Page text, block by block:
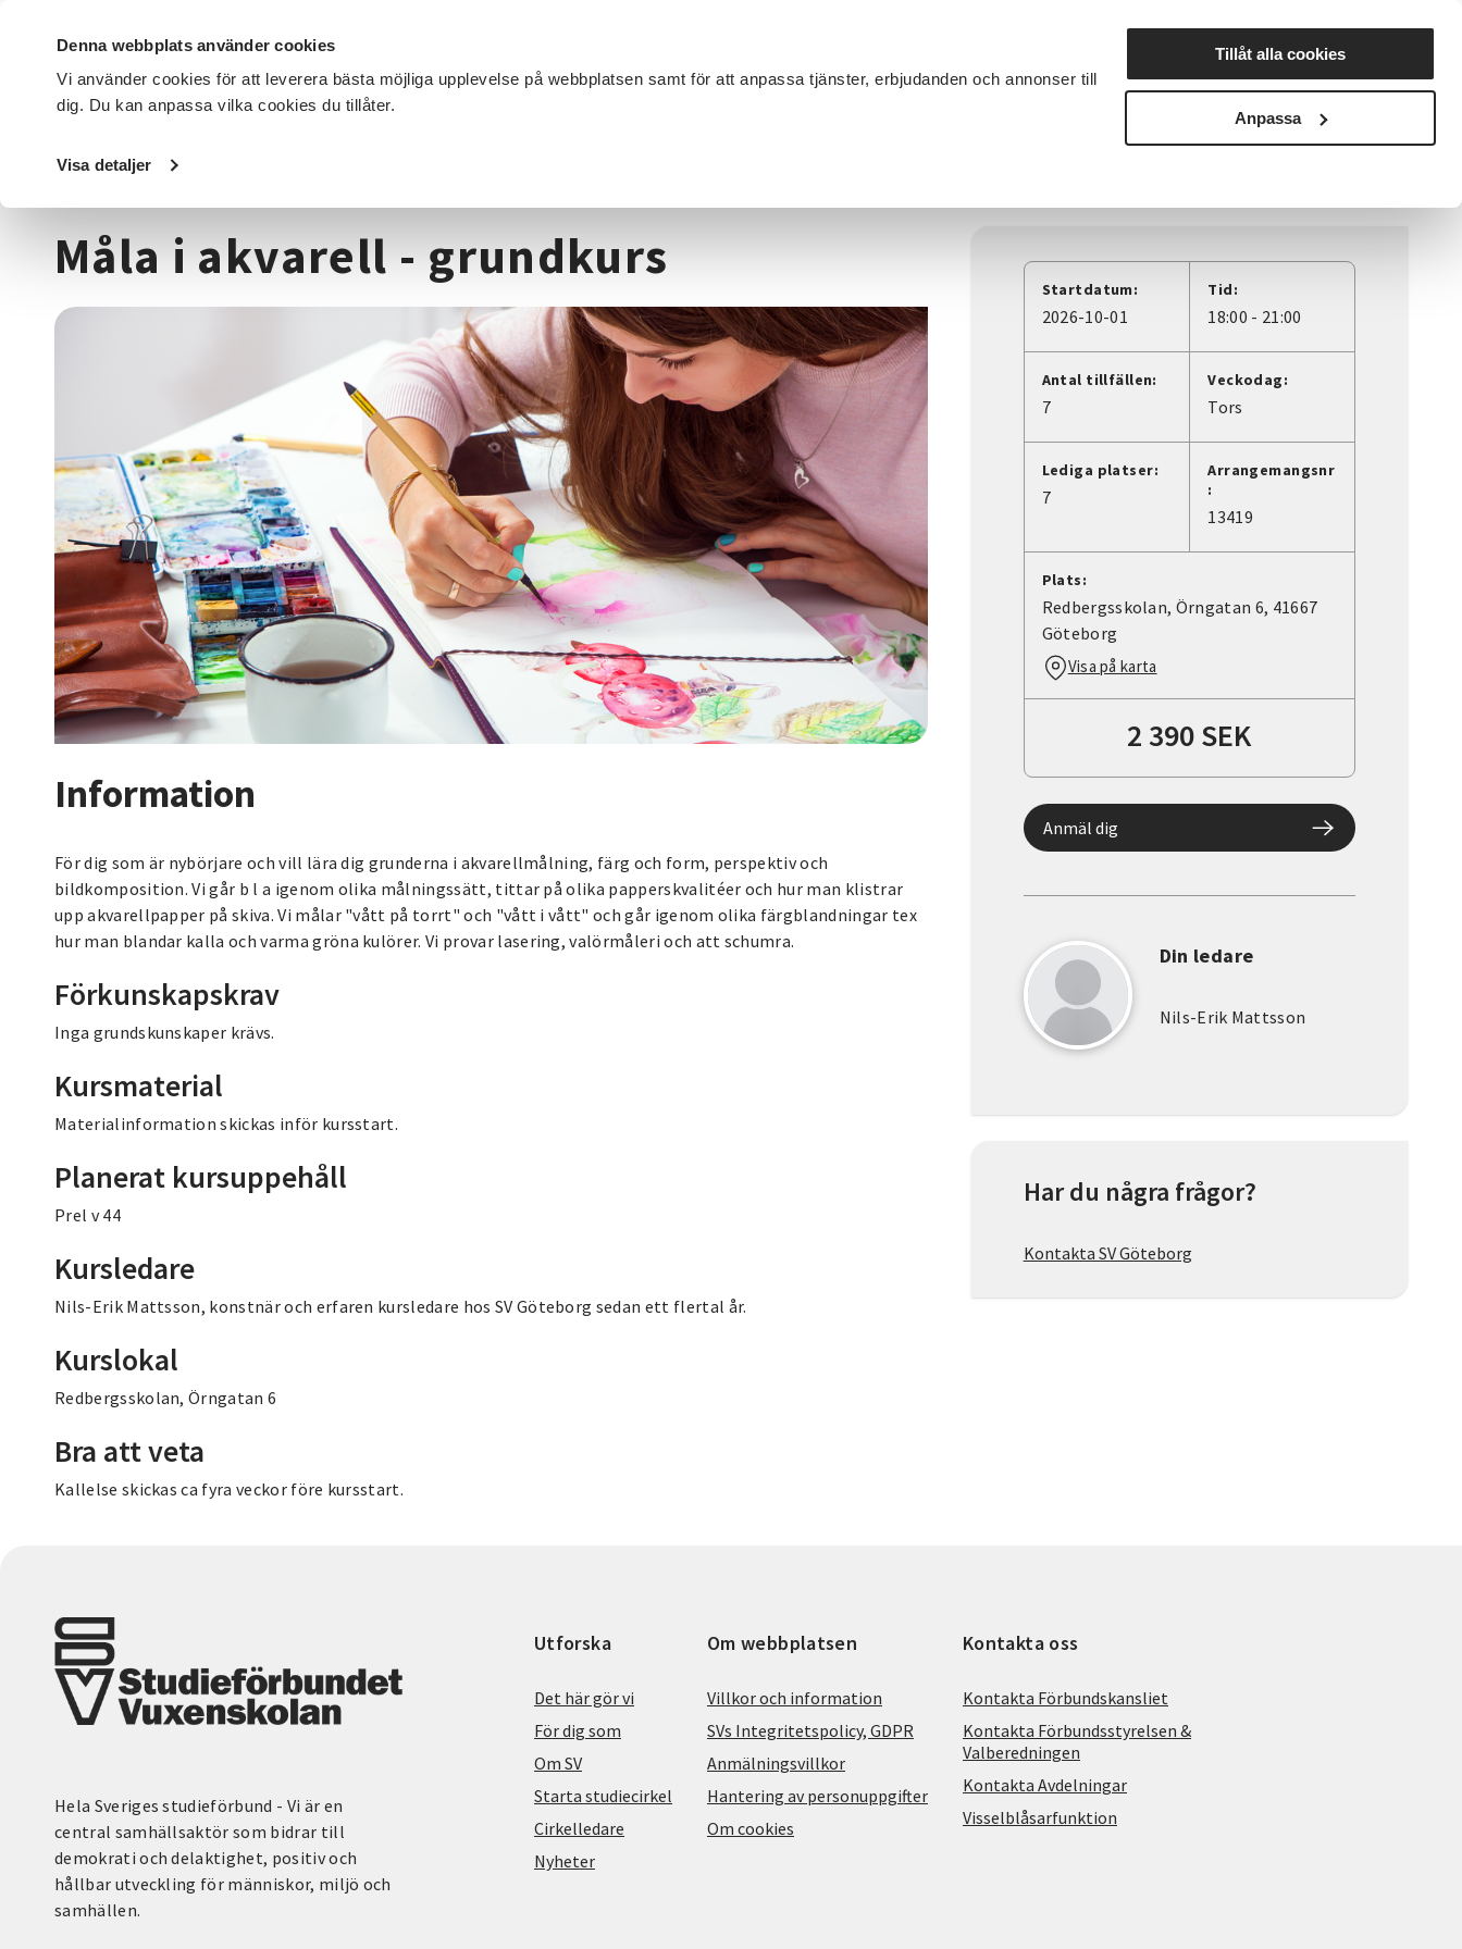
Denna webbplats använder cookies
Vi använder cookies för att leverera bästa möjliga upplevelse på webbplatsen samt för att anpassa tjänster, erbjudanden och annonser till
dig. Du kan anpassa vilka cookies du tillåter.
Visa detaljer
Tillåt alla cookies
Anpassa
DET HÄR GÖR VI FÖR DIG SOM SÖK KURSER OCH EVENEMANG Nyheter Avdelningar
Startsida / Kurser och evenemang
Måla i akvarell - grundkurs
Information
För dig som är nybörjare och vill lära dig grunderna i akvarellmålning, färg och form, perspektiv och
bildkomposition. Vi går b l a igenom olika målningssätt, tittar på olika papperskvalitéer och hur man klistrar
upp akvarellpapper på skiva. Vi målar "vått på torrt" och "vått i vått" och går igenom olika färgblandningar tex
hur man blandar kalla och varma gröna kulörer. Vi provar lasering, valörmåleri och att schumra.
Förkunskapskrav
Inga grundskunskaper krävs.
Kursmaterial
Materialinformation skickas inför kursstart.
Planerat kursuppehåll
Prel v 44
Kursledare
Nils-Erik Mattsson, konstnär och erfaren kursledare hos SV Göteborg sedan ett flertal år.
Kurslokal
Redbergsskolan, Örngatan 6
Bra att veta
Kallelse skickas ca fyra veckor före kursstart.
Startdatum:
2026-10-01
Tid:
18:00 - 21:00
Antal tillfällen:
7
Veckodag:
Tors
Lediga platser:
7
Arrangemangsnr
:
13419
Plats:
Redbergsskolan, Örngatan 6, 41667
Göteborg
Visa på karta
2 390 SEK
Anmäl dig
Din ledare
Nils-Erik Mattsson
Har du några frågor?
Kontakta SV Göteborg
Hela Sveriges studieförbund - Vi är en
central samhällsaktör som bidrar till
demokrati och delaktighet, positiv och
hållbar utveckling för människor, miljö och
samhällen.
Utforska
Det här gör vi
För dig som
Om SV
Starta studiecirkel
Cirkelledare
Nyheter
Om webbplatsen
Villkor och information
SVs Integritetspolicy, GDPR
Anmälningsvillkor
Hantering av personuppgifter
Om cookies
Kontakta oss
Kontakta Förbundskansliet
Kontakta Förbundsstyrelsen &
Valberedningen
Kontakta Avdelningar
Visselblåsarfunktion